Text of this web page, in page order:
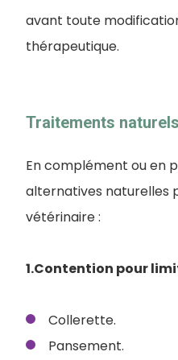
avant toute
thérapeutique.
Traitements
En complément ou en
alternatives naturelles
vétérinaire :
1.Contention pour
Collerette.
Pansement.